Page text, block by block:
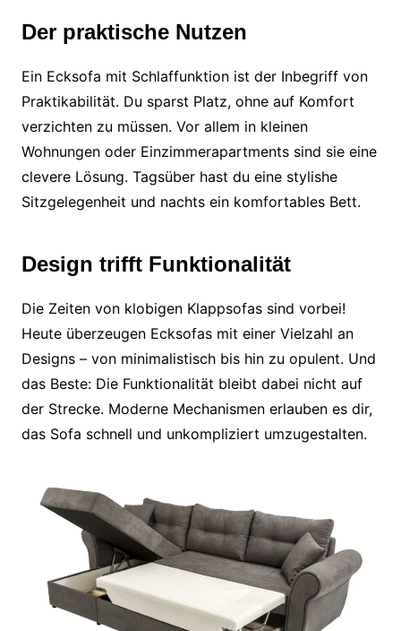
Der praktische Nutzen
Ein Ecksofa mit Schlaffunktion ist der Inbegriff von
Praktikabilität. Du sparst Platz, ohne auf Komfort
verzichten zu müssen. Vor allem in kleinen
Wohnungen oder Einzimmerapartments sind sie eine
clevere Lösung. Tagsüber hast du eine stylishe
Sitzgelegenheit und nachts ein komfortables Bett.
Design trifft Funktionalität
Die Zeiten von klobigen Klappsofas sind vorbei!
Heute überzeugen Ecksofas mit einer Vielzahl an
Designs – von minimalistisch bis hin zu opulent. Und
das Beste: Die Funktionalität bleibt dabei nicht auf
der Strecke. Moderne Mechanismen erlauben es dir,
das Sofa schnell und unkompliziert umzugestalten.